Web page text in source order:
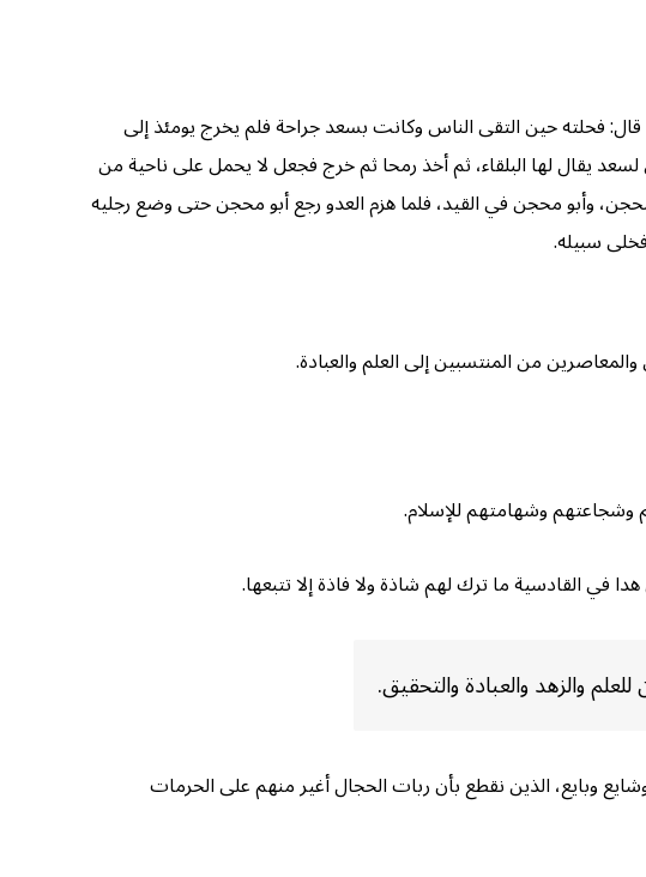
فحلته حين التقى الناس وكانت بسعد جراحة فلم يخرج يومئذ إلى
يقال لها البلقاء، ثم أخذ رمحا ثم خرج فجعل لا يحمل على ناحية من
وأبو محجن في القيد، فلما هزم العدو رجع أبو محجن حتى وضع رجليه
سبيله.
من المنتسبين إلى العلم والعبادة.
وشجاعتهم وشهامتهم للإسلام.
في القادسية ما ترك لهم شاذة ولا فاذة إلا تتبعها.
والزهد والعبادة والتحقيق.
وبايع، الذين نقطع بأن ربات الحجال أغير منهم على الحرمات